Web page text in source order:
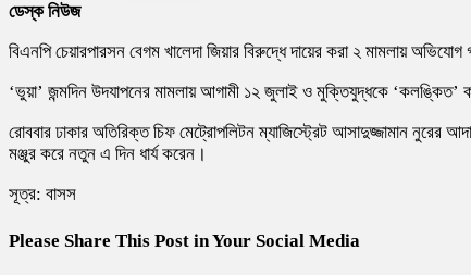
ডেস্ক নিউজ
বিএনপি চেয়ারপারসন বেগম খালেদা জিয়ার বিরুদ্ধে দায়ের করা ২ মামলায়
‘ভুয়া’ জন্মদিন উদযাপনের মামলায় আগামী ১২ জুলাই ও মুক্তিযুদ্ধকে ‘কলঙ্কিত’
রোববার ঢাকার অতিরিক্ত চিফ মেট্রোপলিটন ম্যাজিস্ট্রেট আসাদুজ্জামান
মঞ্জুর করে নতুন এ দিন ধার্য করেন।
সূত্র: বাসস
Please Share This Post in Your Social Media